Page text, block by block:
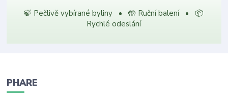
🍃 Pečlivě vybírané byliny • 🤲 Ruční balení • 📦
Rychlé odeslání
PHARE